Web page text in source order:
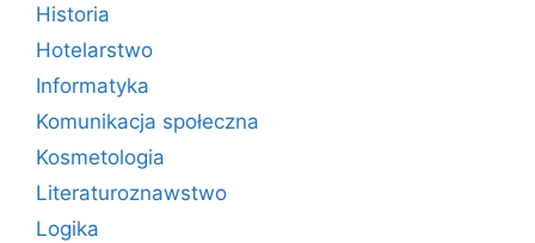
Historia
Hotelarstwo
Informatyka
Komunikacja społeczna
Kosmetologia
Literaturoznawstwo
Logika